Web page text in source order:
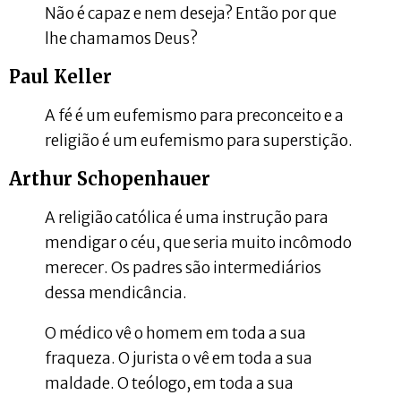
Não é capaz e nem deseja? Então por que
lhe chamamos Deus?
Paul Keller
A fé é um eufemismo para preconceito e a
religião é um eufemismo para superstição.
Arthur Schopenhauer
A religião católica é uma instrução para
mendigar o céu, que seria muito incômodo
merecer. Os padres são intermediários
dessa mendicância.
O médico vê o homem em toda a sua
fraqueza. O jurista o vê em toda a sua
maldade. O teólogo, em toda a sua